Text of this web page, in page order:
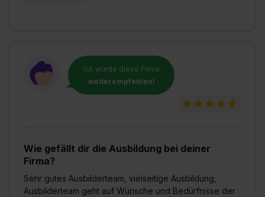
Ich würde diese Firma
weiterempfehlen!
Wie gefällt dir die Ausbildung bei deiner
Firma?
Sehr gutes Ausbilderteam, vielseitige Ausbildung,
Ausbilderteam geht auf Wünsche und Bedürfnisse der